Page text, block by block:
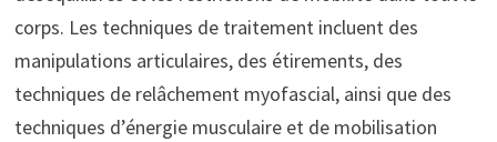
corps. Les techniques de traitement incluent des
manipulations articulaires, des étirements, des
techniques de relâchement myofascial, ainsi que des
techniques d’énergie musculaire et de mobilisation